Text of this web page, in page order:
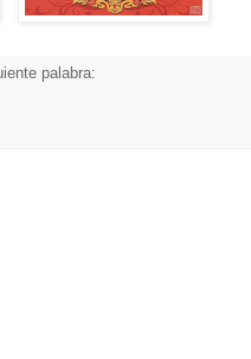
palabra: